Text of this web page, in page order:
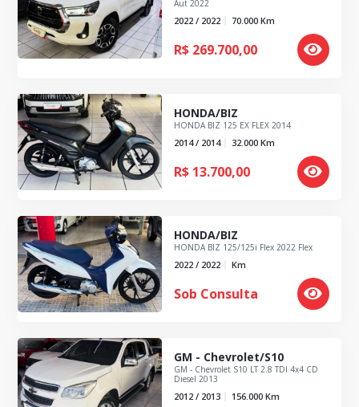
Aut 2022
2022 / 2022 70.000 Km
R$ 269.700,00
HONDA/BIZ
HONDA BIZ 125 EX FLEX 2014
2014 / 2014 32.000 Km
R$ 13.700,00
HONDA/BIZ
HONDA BIZ 125/125i Flex 2022 Flex
2022 / 2022 Km
Sob Consulta
GM - Chevrolet/S10
GM - Chevrolet S10 LT 2.8 TDI 4x4 CD
Diesel 2013
2012 / 2013 156.000 Km